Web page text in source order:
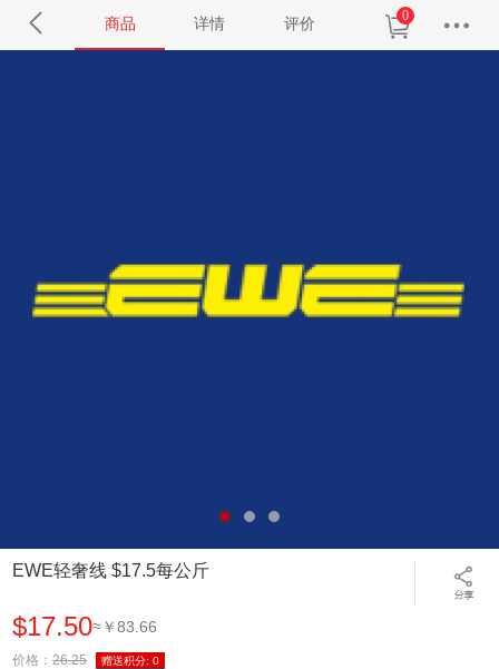
商品 详情 评价 0
EWE轻奢线 $17.5每公斤
$17.50≈￥83.66
价格：26.25 赠送积分:0